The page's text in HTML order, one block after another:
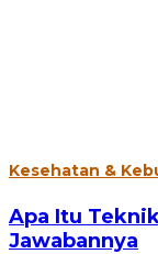
Kesehatan &
Apa Itu
Jawabannya